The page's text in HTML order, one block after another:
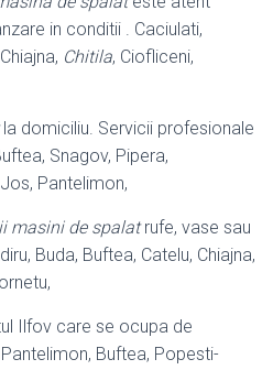
in conditii . Caciulati,
Chitila, Ciofliceni,
la domiciliu. Servicii profesionale
Snagov, Pipera,
Pantelimon,
masini de spalatrufe, vase sau
Buda, Buftea, Catelu, Chiajna,
Ilfov care se ocupa de
Buftea, Popesti-